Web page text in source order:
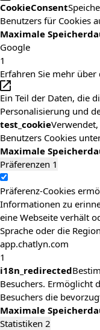
CookieConsent
Benutzers für Cookies
Maximale
Google
1
Erfahren Sie mehr
Ein Teil der Daten, die
Personalisierung und
test_cookie
Benutzers Cookies
Maximale
Präferenzen 1
Präferenz-Cookies
Informationen zu
eine Webseite verhält
Sprache oder die
app.chatlyn.com
1
i18n_redirected
Besuchers. Ermöglicht
Besuchers die
Maximale
Statistiken 2